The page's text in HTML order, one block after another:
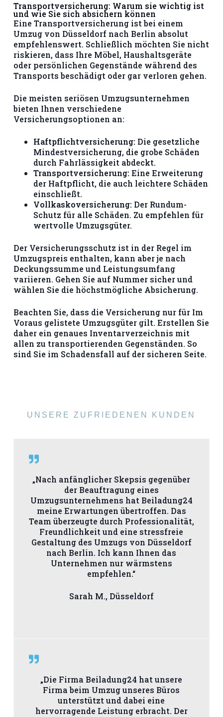
Transportversicherung: Warum sie wichtig ist
und wie Sie sich absichern können
Eine Transportversicherung ist bei einem
Umzug von Düsseldorf nach Berlin absolut
empfehlenswert. Schließlich möchten Sie nicht
riskieren, dass Ihre Möbel, Haushaltsgeräte
oder persönlichen Gegenstände während des
Transports beschädigt oder gar verloren gehen.
Die meisten seriösen Umzugsunternehmen
bieten Ihnen verschiedene
Versicherungsoptionen an:
Haftpflichtversicherung:Die gesetzliche
Mindestversicherung, die grobe Schäden
durch Fahrlässigkeit abdeckt.
Transportversicherung:Eine Erweiterung
der Haftpflicht, die auch leichtere Schäden
einschließt.
Vollkaskoversicherung:Der Rundum-
Schutz für alle Schäden. Zu empfehlen für
wertvolle Umzugsgüter.
Der Versicherungsschutz ist in der Regel im
Umzugspreis enthalten, kann aber je nach
Deckungssumme und Leistungsumfang
variieren. Gehen Sie auf Nummer sicher und
wählen Sie die höchstmögliche Absicherung.
Beachten Sie, dass die Versicherung nur für Im
Voraus gelistete Umzugsgüter gilt. Erstellen Sie
daher ein genaues Inventarverzeichnis mit
allen zu transportierenden Gegenständen. So
sind Sie im Schadensfall auf der sicheren Seite.
UNSERE ZUFRIEDENEN KUNDEN
„Nach anfänglicher Skepsis gegenüber
der Beauftragung eines
Umzugsunternehmens hat Beiladung24
meine Erwartungen übertroffen. Das
Team überzeugte durch Professionalität,
Freundlichkeit und eine stressfreie
Gestaltung des Umzugs von Düsseldorf
nach Berlin. Ich kann Ihnen das
Unternehmen nur wärmstens
empfehlen.“
Sarah M., Düsseldorf
„Die Firma Beiladung24 hat unsere
Firma beim Umzug unseres Büros
unterstützt und dabei eine
hervorragende Leistung erbracht. Der